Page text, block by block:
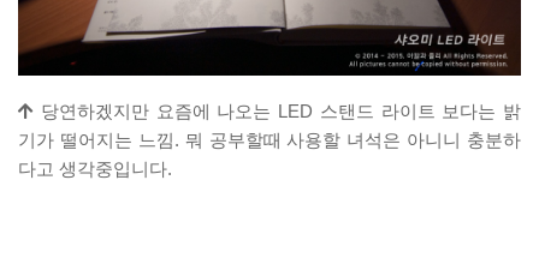
당연하겠지만 요즘에 나오는 LED 스탠드 라이트 보다는 밝
기가 떨어지는 느낌. 뭐 공부할때 사용할 녀석은 아니니 충분하
다고 생각중입니다.